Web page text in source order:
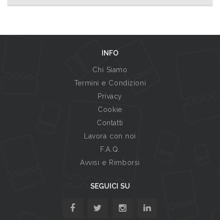
INFO
Chi Siamo
Termini e Condizioni
Privacy
Cookie
Contatti
Lavora con noi
F.A.Q.
Avvisi e Rimborsi
SEGUICI SU